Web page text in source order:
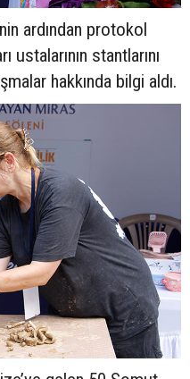
ardından protokol
stantlarını
hakkında bilgi aldı.